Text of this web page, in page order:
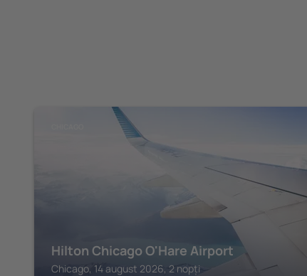
Hilton Chicago O'Hare Airport
Chicago, 14 august 2026, 2 nopți